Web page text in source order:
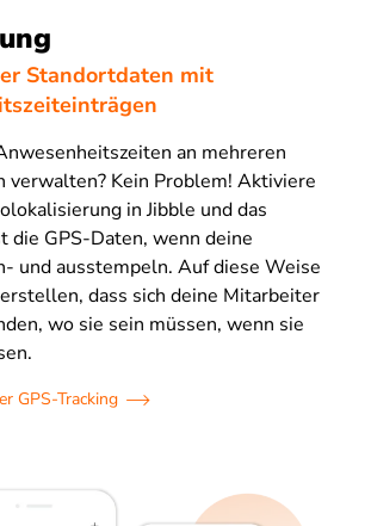
Standortdaten mit
an mehreren
verwalten? Kein Problem! Aktiviere
in Jibble und das
die GPS-Daten, wenn deine
und ausstempeln. Auf diese Weise
dass sich deine Mitarbeiter
wo sie sein müssen, wenn sie
GPS-Tracking